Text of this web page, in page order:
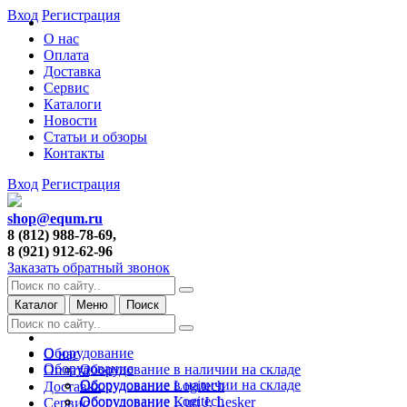
О нас
Оплата
Доставка
Сервис
Каталоги
Новости
Статьи и обзоры
Контакты
Вход Регистрация
Вход Регистрация
shop@equm.ru
8 (812) 988-78-69,
8 (921) 912-62-96
Заказать обратный звонок
Каталог Меню Поиск
О нас
Оплата
Доставка
Сервис
Оборудование
Оборудование в наличии на складе
Оборудование Logitech
Оборудование Kurt J. Lesker
Оборудование
Оборудование в наличии на складе
Оборудование Logitech